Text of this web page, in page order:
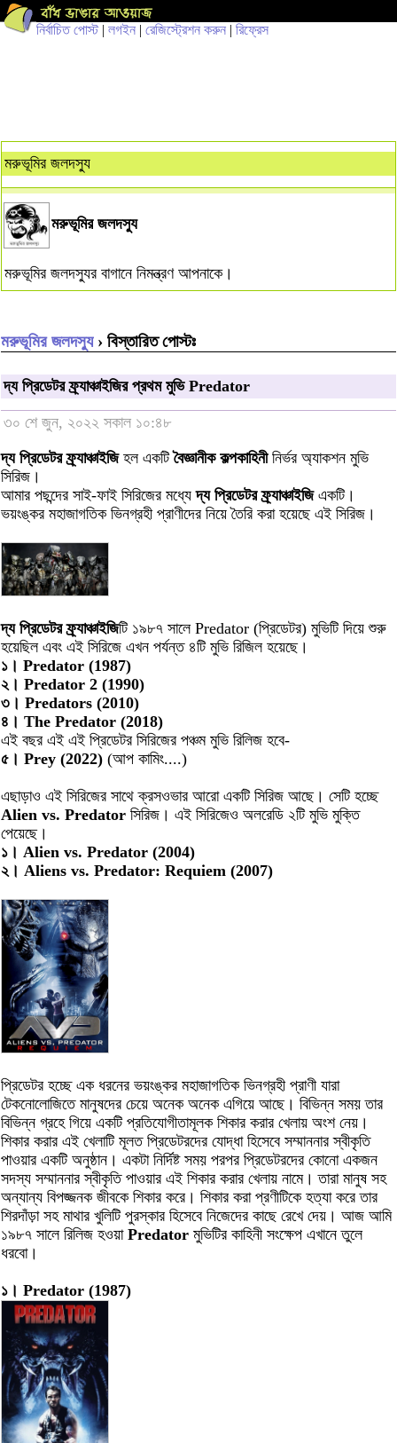
নির্বাচিত পোস্ট| লগইন | রেজিস্ট্রেশন করুন | রিফ্রেস
মরুভূমির জলদস্যু
মরুভূমির জলদস্যু
মরুভূমির জলদস্যুর বাগানে নিমন্ত্রণ আপনাকে।
মরুভূমির জলদস্যু› বিস্তারিত পোস্টঃ
দ্য প্রিডেটর ফ্র্যাঞ্চাইজির প্রথম মুভি Predator
৩০ শে জুন, ২০২২ সকাল ১০:৪৮
দ্য প্রিডেটর ফ্র্যাঞ্চাইজিহল একটিবৈজ্ঞানীক কল্পকাহিনীনির্ভর অ্যাকশন মুভি
সিরিজ।
আমার পছন্দের সাই-ফাই সিরিজের মধ্যেদ্য প্রিডেটর ফ্র্যাঞ্চাইজিএকটি।
ভয়ংঙ্কর মহাজাগতিক ভিনগ্রহী প্রাণীদের নিয়ে তৈরি করা হয়েছে এই সিরিজ।
দ্য প্রিডেটর ফ্র্যাঞ্চাইজিটি ১৯৮৭ সালে Predator (প্রিডেটর) মুভিটি দিয়ে শুরু
হয়েছিল এবং এই সিরিজে এখন পর্যন্ত ৪টি মুভি রিজিল হয়েছে।
১। Predator (1987)
২। Predator 2 (1990)
৩। Predators (2010)
৪। The Predator (2018)
এই বছর এই এই প্রিডেটর সিরিজের পঞ্চম মুভি রিলিজ হবে-
৫। Prey (2022) (আপ কামিং....)
এছাড়াও এই সিরিজের সাথে ক্রসওভার আরো একটি সিরিজ আছে। সেটি হচ্ছে
Alien vs. Predator সিরিজ। এই সিরিজেও অলরেডি ২টি মুভি মুক্তি
পেয়েছে।
১। Alien vs. Predator (2004)
২। Aliens vs. Predator: Requiem (2007)
প্রিডেটর হচ্ছে এক ধরনের ভয়ংঙ্কর মহাজাগতিক ভিনগ্রহী প্রাণী যারা
টেকনোলোজিতে মানুষদের চেয়ে অনেক অনেক এগিয়ে আছে। বিভিন্ন সময় তার
বিভিন্ন গ্রহে গিয়ে একটি প্রতিযোগীতামূলক শিকার করার খেলায় অংশ নেয়।
শিকার করার এই খেলাটি মূলত প্রিডেটরদের যোদ্ধা হিসেবে সম্মাননার স্বীকৃতি
পাওয়ার একটি অনুষ্ঠান। একটা নির্দিষ্ট সময় পরপর প্রিডেটরদের কোনো একজন
সদস্য সম্মাননার স্বীকৃতি পাওয়ার এই শিকার করার খেলায় নামে। তারা মানুষ সহ
অন্যান্য বিপজ্জনক জীবকে শিকার করে। শিকার করা প্রণীটিকে হত্যা করে তার
শিরদাঁড়া সহ মাথার খুলিটি পুরস্কার হিসেবে নিজেদের কাছে রেখে দেয়। আজ আমি
১৯৮৭ সালে রিলিজ হওয়া Predator মুভিটির কাহিনী সংক্ষেপ এখানে তুলে
ধরবো।
১। Predator (1987)